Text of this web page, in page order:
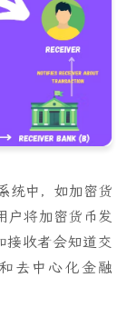
统中，如加密货
户将加密货币发
接收者会知道交
去中心化金融